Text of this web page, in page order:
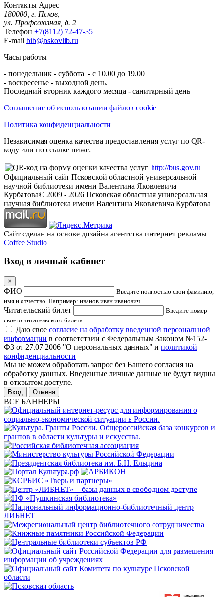
Контакты Адрес
180000, г. Псков,
ул. Профсоюзная, д. 2
Телефон +7(8112) 72-47-35
E-mail bib@pskovlib.ru
Часы работы
- понедельник - суббота - с 10.00 до 19.00
- воскресенье - выходной день.
Последний вторник каждого месяца - санитарный день
Соглашение об использовании файлов cookie
Политика конфиденциальности
Независимая оценка качества предоставления услуг по QR-
коду или по ссылке ниже:
http://bus.gov.ru
Официальный сайт Псковской областной универсальной
научной библиотеки имени Валентина Яковлевича
Курбатова© 2009 - 2026 Псковская областная универсальная
научная библиотека имени Валентина Яковлевича Курбатова
Сайт сделан на основе дизайна агентства интернет-рекламы
Coffee Studio
Вход в личный кабинет
×
ФИО
Введите полностью свои фамилию,
имя и отчество. Например: иванов иван иванович
Читательский билет
Введите номер
своего читательского билета.
Даю свое согласие на обработку введенной персональной
информации в соответствии с Федеральным Законом №152-
ФЗ от 27.07.2006 "О персональных данных" и политикой
конфиденциальности
Мы не можем обработать запрос без Вашего согласия на
обработку данных. Введенные личные данные не будут видны
в открытом доступе.
Отмена
ВСЕ БАННЕРЫ